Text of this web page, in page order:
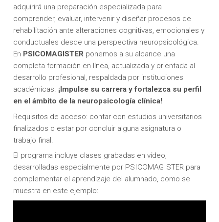
adquirirá una preparación especializada para
comprender, evaluar, intervenir y diseñar procesos de
rehabilitación ante alteraciones cognitivas, emocionales y
conductuales desde una perspectiva neuropsicológica.
En PSICOMAGISTERponemos a su alcance una
completa formación en línea, actualizada y orientada al
desarrollo profesional, respaldada por instituciones
académicas. ¡Impulse su carrera y fortalezca su perfil
en el ámbito de la neuropsicología clínica!
Requisitos de acceso: contar con estudios universitarios
finalizados o estar por concluir alguna asignatura o
trabajo final.
El programa incluye clases grabadas en vídeo,
desarrolladas especialmente por PSICOMAGISTER para
complementar el aprendizaje del alumnado, como se
muestra en este ejemplo: